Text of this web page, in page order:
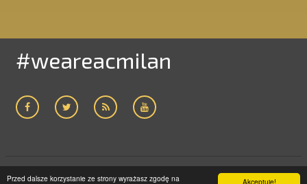
Akceptuję!
Przed dalsze korzystanie ze strony wyrażasz zgodę na
#weareacmilan
ACMILAN24.COM2005-2019 | WSZELKIE PRAWA ZASTRZEŻONE